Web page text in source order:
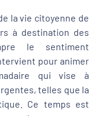
la vie citoyenne de
à destination des
le sentiment
pour animer
qui vise à
telles que la
Ce temps est